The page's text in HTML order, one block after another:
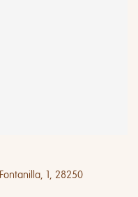
1, 28250